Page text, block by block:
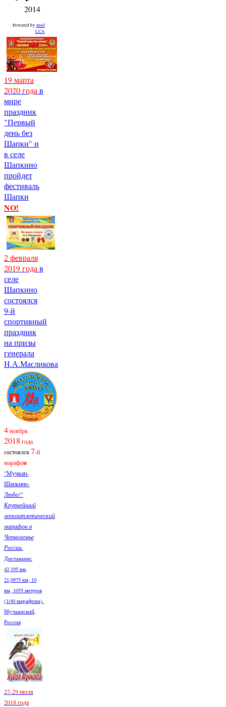
2014
Powered by mod
LCA
19 марта
2020 года в
мире
праздник
"Первый
день без
Шапки" и
в селе
Шапкино
пройдет
фестиваль
Шапки
NO!
2 февраля
2019 года в
селе
Шапкино
состоялся
9-й
спортивный
праздник
на призы
генерала
Н.А.Масликова
4ноября
2018 года
состоялся7-й
марафон
"Мучкап-
Шапкино-
Любо!"
Крупнейший
легкоатлетический
марафон в
Черноземье
России.
Дистанции:
42,195 км,
21,0975 км, 10
км, 1055 метров
(1/40 марафона).
Мучкапский,
Россия
27-29 июля
2018 года